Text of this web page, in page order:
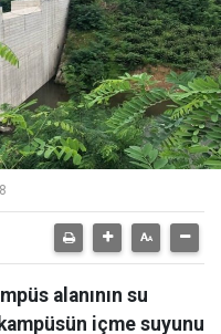
alanının su
içme suyunu